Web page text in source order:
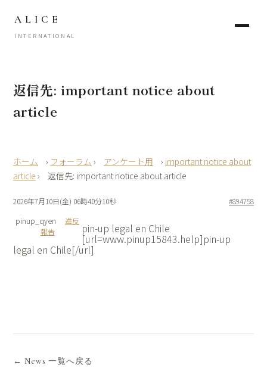
ALICE
INTERNATIONAL
返信先: important notice about
article
› フォーラム › アンケート用 › important notice about
article › 返信先: important notice about article
2026年7月10日(金) 06時40分10秒
#894758
pinup_qyen
違反
報告
pin-up legal en Chile
[url=www.pinup15843.help]pin-up
legal en Chile[/url]
← News 一覧へ戻る